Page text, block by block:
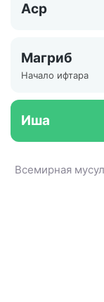
Аср
Магриб
Начало ифтара
Иша
Всемирная